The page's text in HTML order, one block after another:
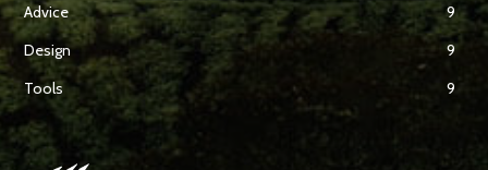
Advice
9
Design
9
Tools
9